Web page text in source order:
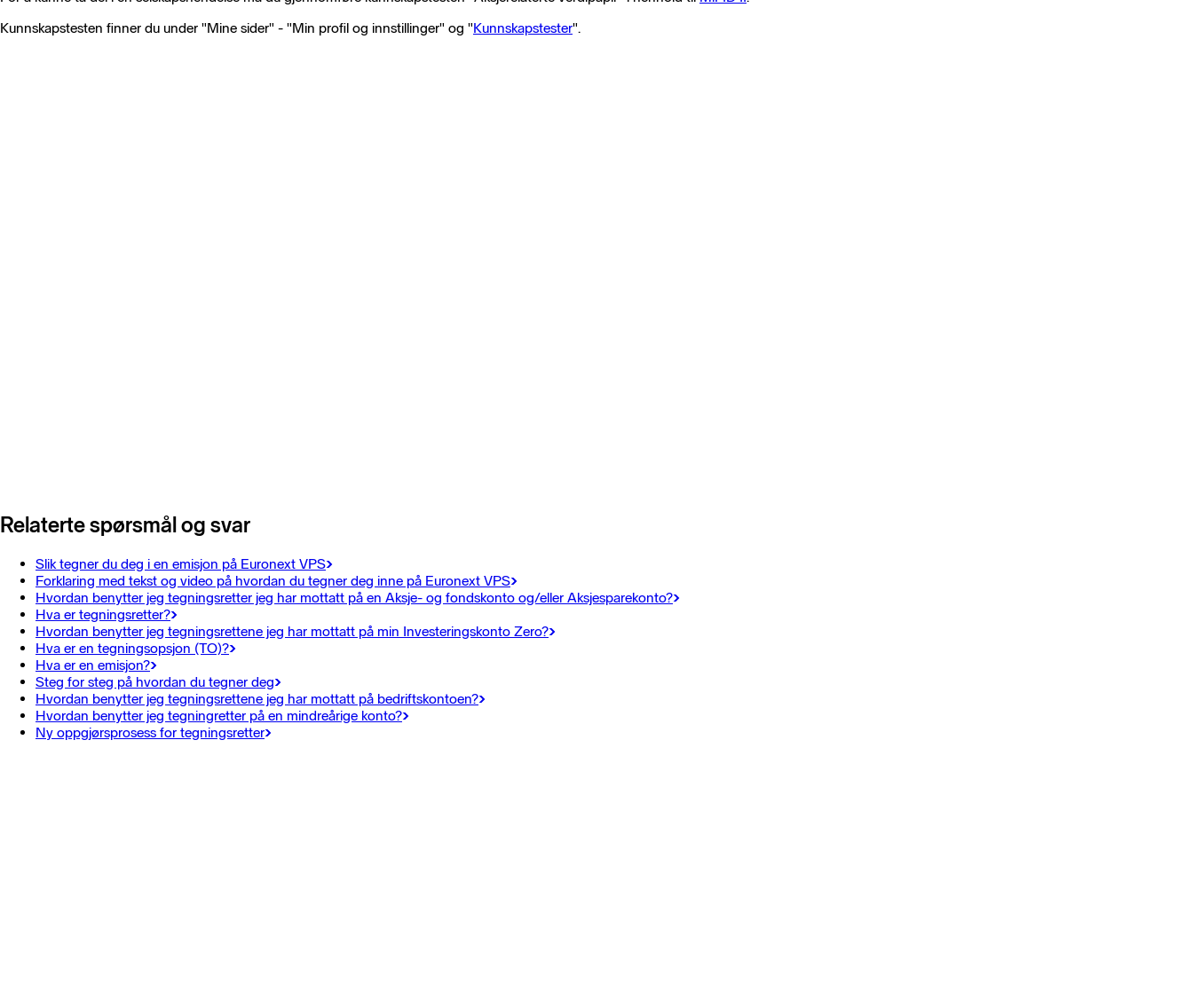
Kunnskapstesten finner du under "Mine sider" - "Min profil og innstillinger" og "Kunnskapstester".
Relaterte spørsmål og svar
Slik tegner du deg i en emisjon på Euronext VPS
Forklaring med tekst og video på hvordan du tegner deg inne på Euronext VPS
Hvordan benytter jeg tegningsretter jeg har mottatt på en Aksje- og fondskonto og/eller Aksjesparekonto?
Hva er tegningsretter?
Hvordan benytter jeg tegningsrettene jeg har mottatt på min Investeringskonto Zero?
Hva er en tegningsopsjon (TO)?
Hva er en emisjon?
Steg for steg på hvordan du tegner deg
Hvordan benytter jeg tegningsrettene jeg har mottatt på bedriftskontoen?
Hvordan benytter jeg tegningretter på en mindreårige konto?
Ny oppgjørsprosess for tegningsretter